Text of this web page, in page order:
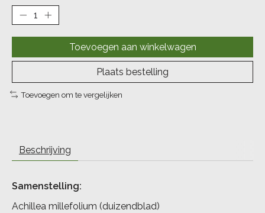
Toevoegen aan winkelwagen
Plaats bestelling
Toevoegen om te vergelijken
Beschrijving
Samenstelling:
Achillea millefolium (duizendblad)